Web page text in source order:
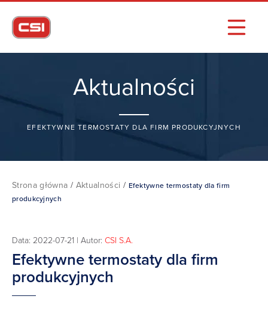
Aktualności
EFEKTYWNE TERMOSTATY DLA FIRM PRODUKCYJNYCH
Strona główna / Aktualności / Efektywne termostaty dla firm
produkcyjnych
Data: 2022-07-21 | Autor: CSI S.A.
Efektywne termostaty dla firm
produkcyjnych